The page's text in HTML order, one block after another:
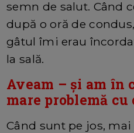
semn de salut. Când
după o oră de
gâtul îmi erau
la sală.
Aveam – și am în
mare problemă
Când sunt pe jos,